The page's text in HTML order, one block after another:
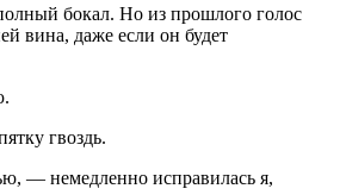
бокал. Но из прошлого голос
вина, даже если он будет
гвоздь.
— немедленно исправилась я,